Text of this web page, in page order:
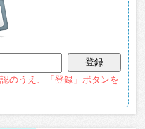
のうえ、「登録」ボタンを